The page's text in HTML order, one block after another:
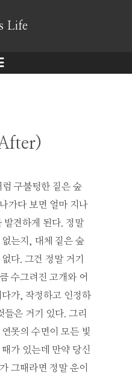
Life
구불텅한 짙은 숲
가다 보면 얼마 지나
발견하게 된다. 정말
는지, 대체 짙은 숲
다. 그건 정말 거기
수그려진 고개와 어
가, 작정하고 인정하
들은 거기 있다. 그리
못의 수면이 모든 빛
가 있는데 만약 당신
그때라면 정말 운이